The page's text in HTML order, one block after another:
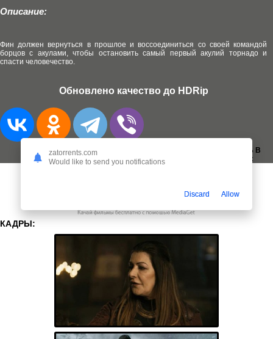
Описание:
Фин должен вернуться в прошлое и воссоединиться со своей командой
борцов с акулами, чтобы остановить самый первый акулий торнадо и
спасти человечество.
Обновлено качество до HDRip
ДОБАВИТЬ В
ЗАКЛАДКИ:
КАДРЫ:
zatorrents.com
Would like to send you notifications
Discard Allow